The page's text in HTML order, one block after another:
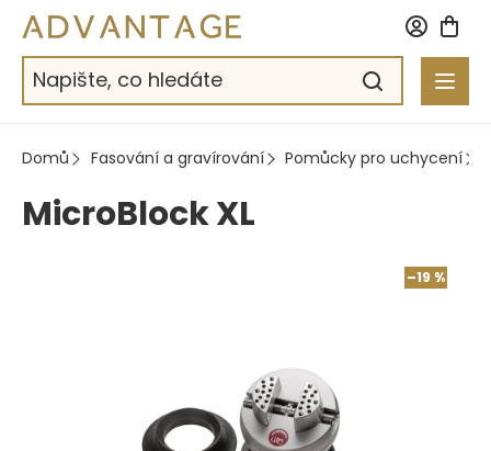
Přejít
obsah
Domů Fasování a gravírování Pomůcky pro uchycení
MicroBlock XL
–19 %